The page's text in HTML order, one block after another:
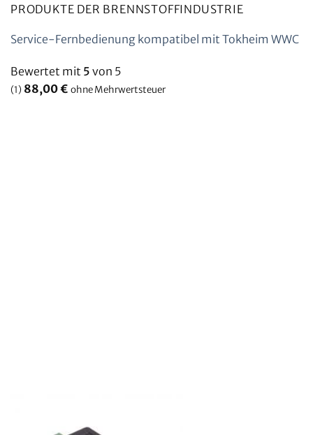
PRODUKTE DER BRENNSTOFFINDUSTRIE
Service-Fernbedienung kompatibel mit Tokheim WWC
Bewertet mit 5 von 5
(1) 88,00€ ohne Mehrwertsteuer